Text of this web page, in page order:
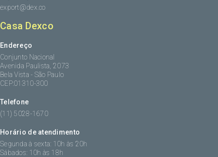
export@dex.co
Casa Dexco
Endereço
Conjunto Nacional
Avenida Paulista, 2073
Bela Vista - São Paulo
CEP:01310-300
Telefone
(11) 5028-1670
Horário de atendimento
Segunda à sexta: 10h às 20h
Sábados: 10h às 18h